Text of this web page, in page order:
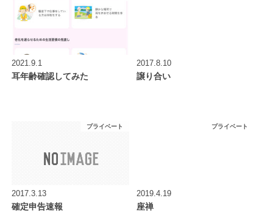
2021.9.1
耳年齢確認してみた
2017.8.10
譲り合い
プライベート
2017.3.13
確定申告速報
プライベート
2019.4.19
座禅